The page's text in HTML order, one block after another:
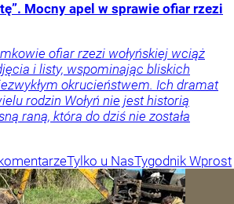
Mocny apel w sprawie ofiar rzezi
ofiar rzezi wołyńskiej wciąż
i listy, wspominając bliskich
okrucieństwem. Ich dramat
rodzin Wołyń nie jest historią
raną, która do dziś nie została
Tylko u NasTygodnik Wprost